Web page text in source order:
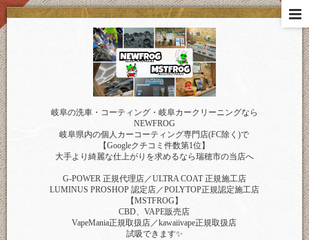
岐阜の洗車・コーティング・岐阜カークリーニングなら
NEWFROG
岐阜県内の個人カーコーティング専門店(FC除く)で
【Googleクチコミ件数第1位】
大手より綺麗な仕上がりを求めるなら瑞穂市の当店へ
G-POWER 正規代理店／ULTRA COAT 正規施工店
LUMINUS PROSHOP 認定店／POLYTOP正規認定施工店
【MSTFROG】
CBD、VAPE販売店
VapeMania正規取扱店／kawaiivape正規取扱店
試吸できます✨